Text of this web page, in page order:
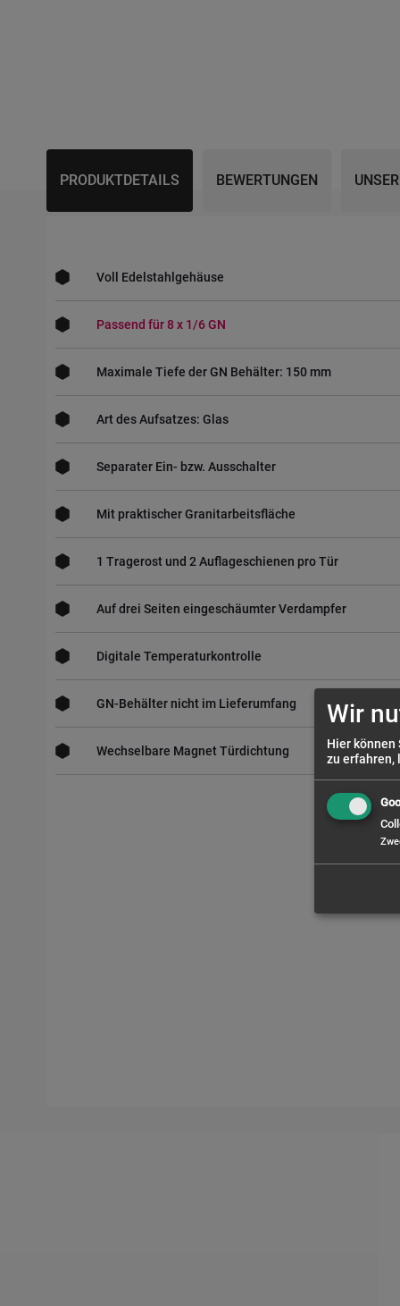
PRODUKTDETAILS
Voll Edelstahlgehäuse
Passend für 8 x 1/6 GN
Maximale Tiefe der GN Behälter: 150 mm
Art des Aufsatzes: Glas
Separater Ein- bzw. Ausschalter
Mit praktischer Granitarbeitsfläche
1 Tragerost und 2 Auflageschienen pro Tür
Auf drei Seiten eingeschäumter Verdampfer
Digitale Temperaturkontrolle
GN-Behälter nicht im Lieferumfang
Wechselbare Magnet Türdichtung
BEWERTUNGEN
Wir
Hier können
zu erfahren,